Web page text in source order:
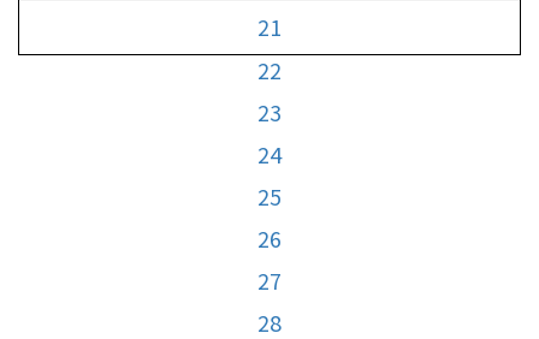
21
22
23
24
25
26
27
28